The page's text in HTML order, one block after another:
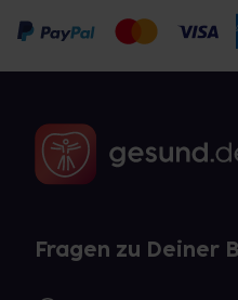
Fragen zu Deiner